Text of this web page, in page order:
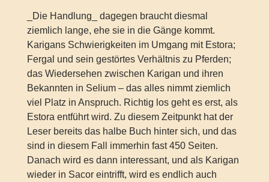
_Die Handlung_ dagegen braucht diesmal
ziemlich lange, ehe sie in die Gänge kommt.
Karigans Schwierigkeiten im Umgang mit Estora;
Fergal und sein gestörtes Verhältnis zu Pferden;
das Wiedersehen zwischen Karigan und ihren
Bekannten in Selium – das alles nimmt ziemlich
viel Platz in Anspruch. Richtig los geht es erst, als
Estora entführt wird. Zu diesem Zeitpunkt hat der
Leser bereits das halbe Buch hinter sich, und das
sind in diesem Fall immerhin fast 450 Seiten.
Danach wird es dann interessant, und als Karigan
wieder in Sacor eintrifft, wird es endlich auch